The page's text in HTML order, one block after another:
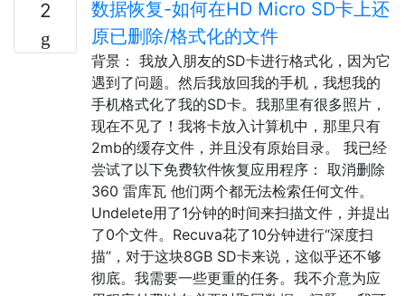
2
数据恢复-如何在HD Micro SD卡上还
原已删除/格式化的文件
背景： 我放入朋友的SD卡进行格式化，因为它
遇到了问题。然后我放回我的手机，我想我的
手机格式化了我的SD卡。我那里有很多照片，
现在不见了！我将卡放入计算机中，那里只有
2mb的缓存文件，并且没有原始目录。 我已经
尝试了以下免费软件恢复应用程序： 取消删除
360 雷库瓦 他们两个都无法检索任何文件。
Undelete用了1分钟的时间来扫描文件，并提出
了0个文件。Recuva花了10分钟进行“深度扫
描”，对于这块8GB SD卡来说，这似乎还不够
彻底。我需要一些更重的任务。我不介意为应